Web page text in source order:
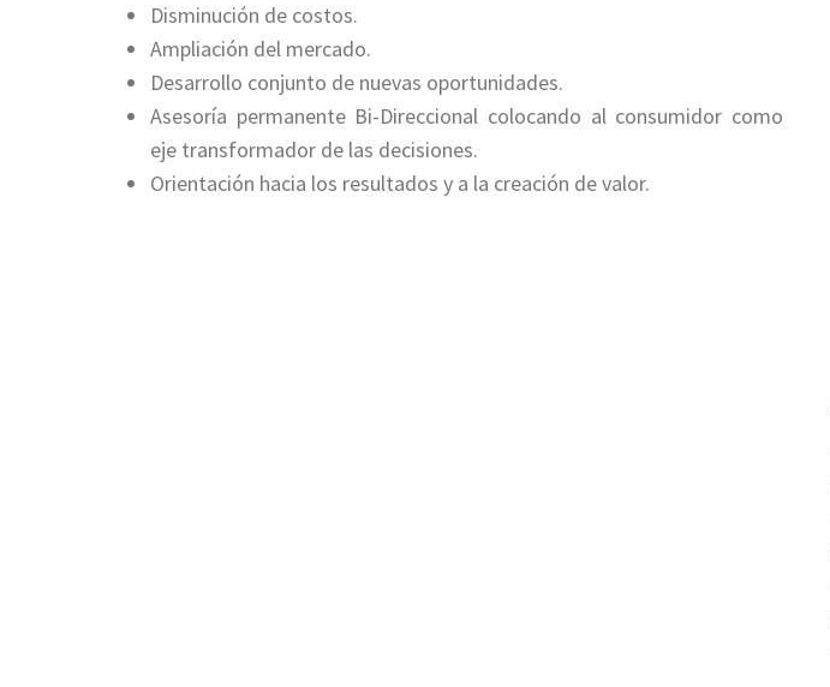
Disminución de costos.
Ampliación del mercado.
Desarrollo conjunto de nuevas oportunidades.
Asesoría permanente Bi-Direccional colocando al consumidor como
eje transformador de las decisiones.
Orientación hacia los resultados y a la creación de valor.